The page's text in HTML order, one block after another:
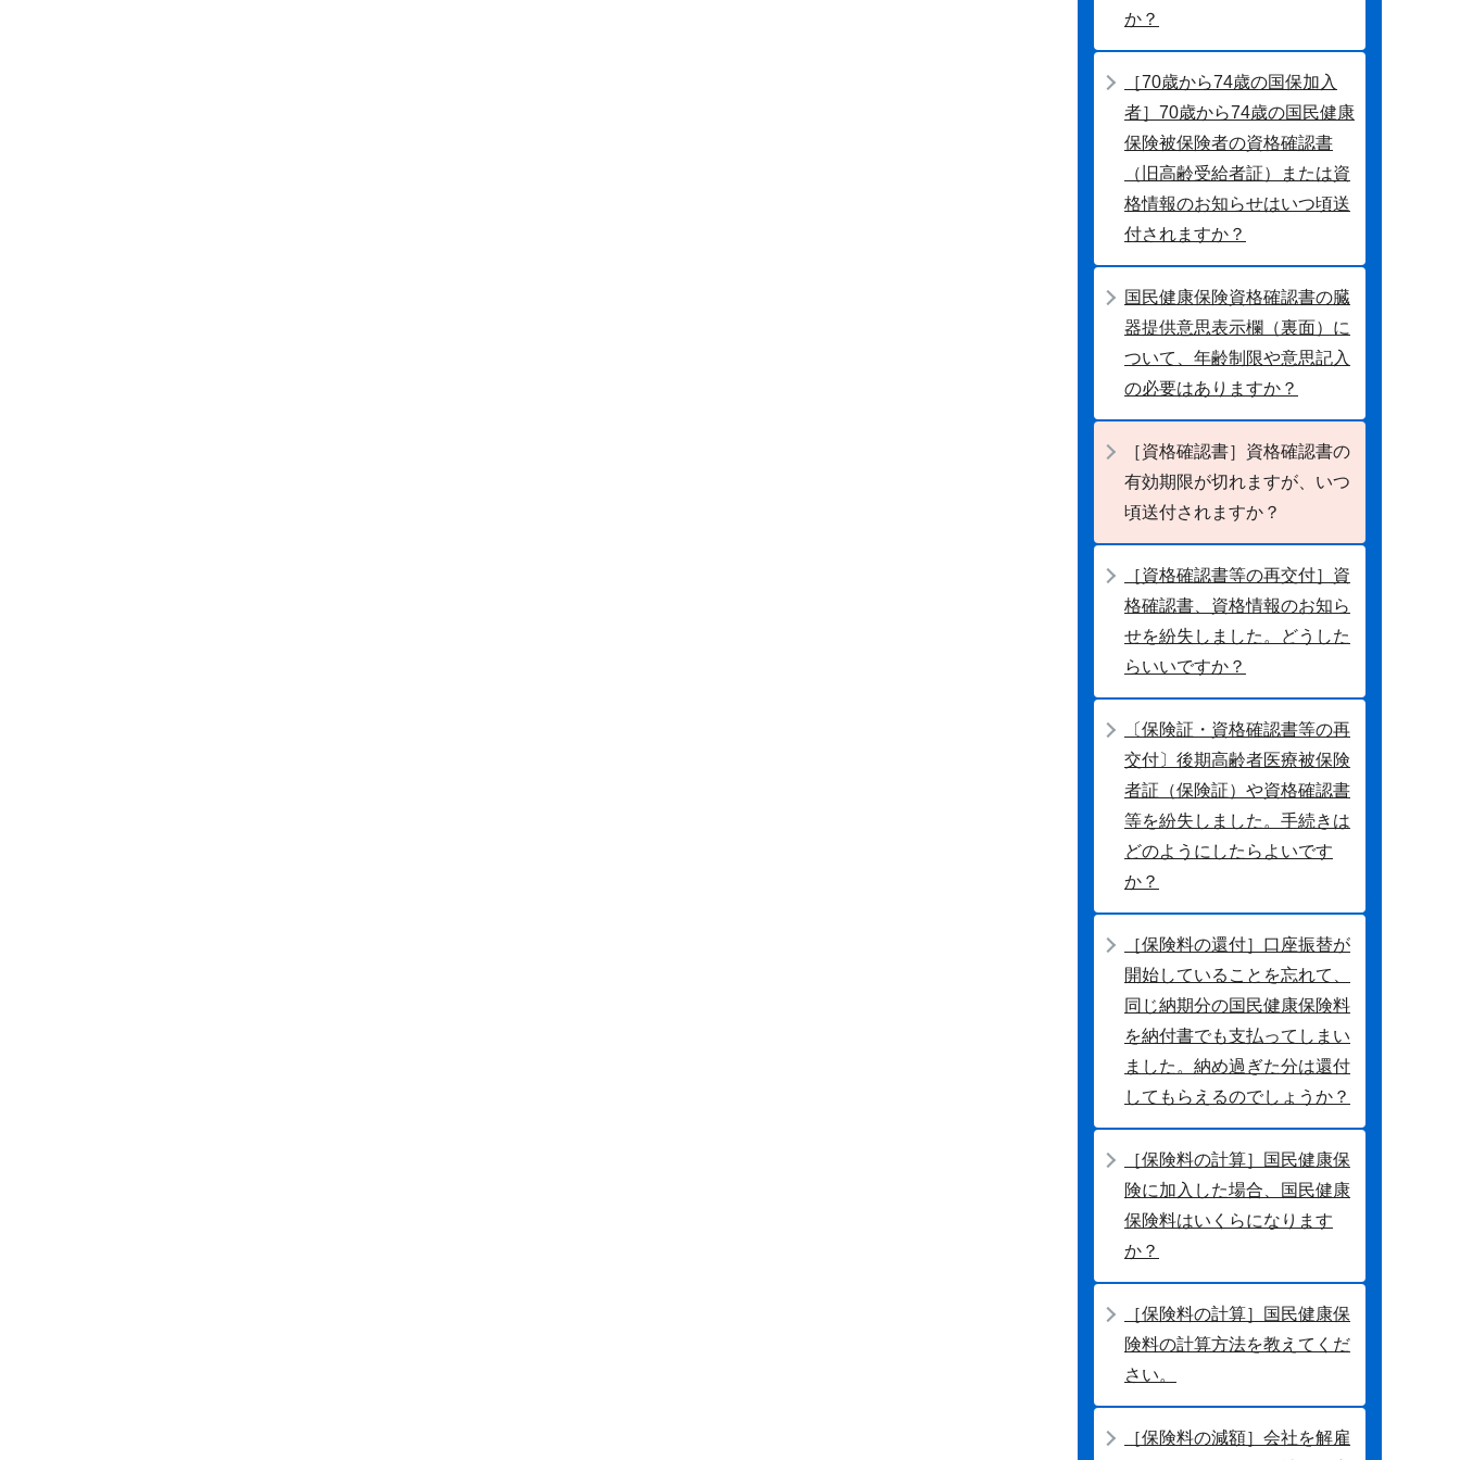
か？
［70歳から74歳の国保加入
者］70歳から74歳の国民健康
保険被保険者の資格確認書
（旧高齢受給者証）または資
格情報のお知らせはいつ頃送
付されますか？
国民健康保険資格確認書の臓
器提供意思表示欄（裏面）に
ついて、年齢制限や意思記入
の必要はありますか？
［資格確認書］資格確認書の
有効期限が切れますが、いつ
頃送付されますか？
［資格確認書等の再交付］資
格確認書、資格情報のお知ら
せを紛失しました。どうした
らいいですか？
〔保険証・資格確認書等の再
交付〕後期高齢者医療被保険
者証（保険証）や資格確認書
等を紛失しました。手続きは
どのようにしたらよいです
か？
［保険料の還付］口座振替が
開始していることを忘れて、
同じ納期分の国民健康保険料
を納付書でも支払ってしまい
ました。納め過ぎた分は還付
してもらえるのでしょうか？
［保険料の計算］国民健康保
険に加入した場合、国民健康
保険料はいくらになります
か？
［保険料の計算］国民健康保
険料の計算方法を教えてくだ
さい。
［保険料の減額］会社を解雇